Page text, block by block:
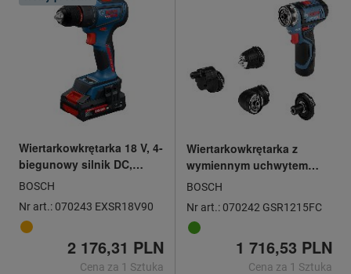
Wiertarkowkrętarka 18 V, 4-
biegunowy silnik DC,
wiertarkowkrętarka
zakres mocowania
uchwytu
szybkomocującego 1,5-13,
z 2 akumulatorami, w L-
BOSCH
Nr art.: 070243 EXSR18V90
2 176,31 PLN
Cena za 1 Sztuka
Wiertarkowkrętarka z
wymiennym uchwytem
wiertarskim, 12 V,
akumulatorowa, z 2
akumulatorami, w L-Boxx
BOSCH
Nr art.: 070242 GSR1215FC
1 716,53 PLN
Cena za 1 Sztuka